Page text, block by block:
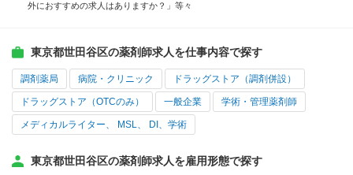
外におすすめの求人はありますか？」等々
東京都世田谷区の薬剤師求人を仕事内容で探す
調剤薬局 病院・クリニック ドラッグストア（調剤併設）
ドラッグストア（OTCのみ） 一般企業 学術・管理薬剤師
メディカルライター、 MSL、 DI、学術
東京都世田谷区の薬剤師求人を雇用形態で探す